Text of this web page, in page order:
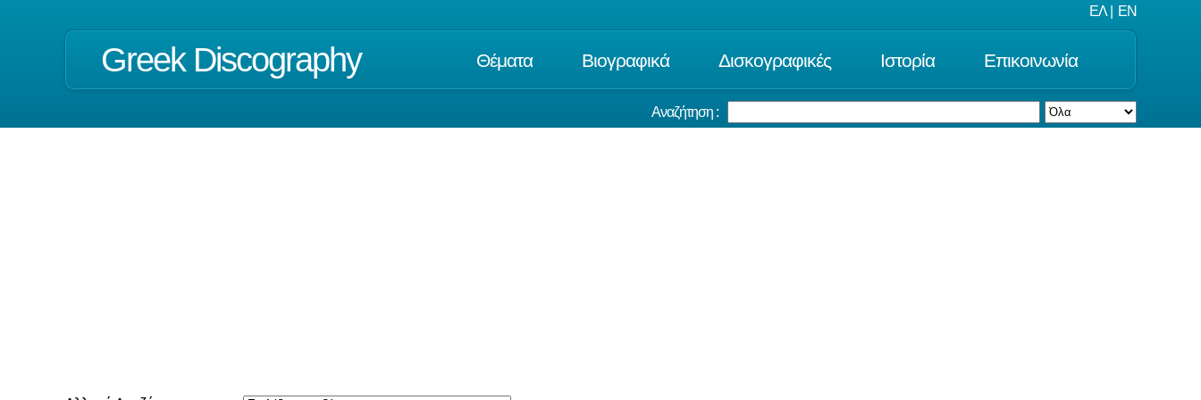
ΕΛ EN
Greek Discography Θέματα Βιογραφικά Δισκογραφικές Ιστορία Επικοινωνία
Αναζήτηση :